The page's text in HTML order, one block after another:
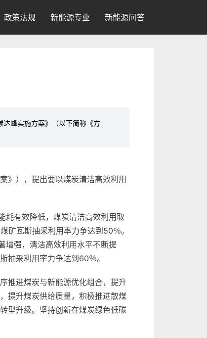
政策法规 新能源专业 新能源问答
达峰实施方案》（以下简称《方
》），提出要以煤炭清洁高效利用
耗有效降低，煤炭清洁高效利用取
矿瓦斯抽采利用率力争达到50％。
增强，清洁高效利用水平不断提
抽采利用率力争达到60％。
推进煤炭与新能源优化组合，提升
提升煤炭供给质量，积极推进散煤
型升级。坚持创新在煤炭绿色低碳